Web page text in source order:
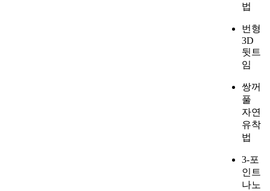
법
번형
3D
뒷트
임
쌍꺼
풀
자연
유착
법
3-포
인트
나노